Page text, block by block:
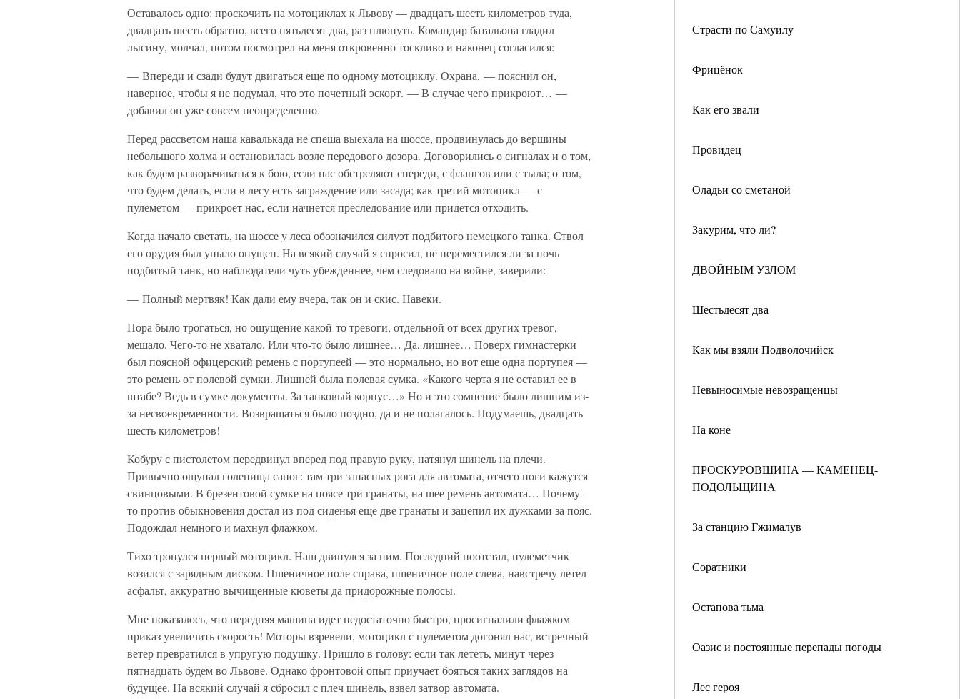
Страсти по Самуилу
Фрицёнок
Как его звали
Провидец
Оладьи со сметаной
Закурим, что ли?
ДВОЙНЫМ УЗЛОМ
Шестьдесят два
Как мы взяли Подволочийск
Невыносимые невозращенцы
На коне
ПРОСКУРОВШИНА — КАМЕНЕЦ-
ПОДОЛЬЩИНА
За станцию Гжималув
Соратники
Остапова тьма
Оазис и постоянные перепады погоды
Лес героя
Оставалось одно: проскочить на мотоциклах к Львову — двадцать шесть километров туда,
двадцать шесть обратно, всего пятьдесят два, раз плюнуть. Командир батальона гладил
лысину, молчал, потом посмотрел на меня откровенно тоскливо и наконец согласился:
— Впереди и сзади будут двигаться еще по одному мотоциклу. Охрана, — пояснил он,
наверное, чтобы я не подумал, что это почетный эскорт. — В случае чего прикроют… —
добавил он уже совсем неопределенно.
Перед рассветом наша кавалькада не спеша выехала на шоссе, продвинулась до вершины
небольшого холма и остановилась возле передового дозора. Договорились о сигналах и о том,
как будем разворачиваться к бою, если нас обстреляют спереди, с флангов или с тыла; о том,
что будем делать, если в лесу есть заграждение или засада; как третий мотоцикл — с
пулеметом — прикроет нас, если начнется преследование или придется отходить.
Когда начало светать, на шоссе у леса обозначился силуэт подбитого немецкого танка. Ствол
его орудия был уныло опущен. На всякий случай я спросил, не переместился ли за ночь
подбитый танк, но наблюдатели чуть убежденнее, чем следовало на войне, заверили:
— Полный мертвяк! Как дали ему вчера, так он и скис. Навеки.
Пора было трогаться, но ощущение какой-то тревоги, отдельной от всех других тревог,
мешало. Чего-то не хватало. Или что-то было лишнее… Да, лишнее… Поверх гимнастерки
был поясной офицерский ремень с портупеей — это нормально, но вот еще одна портупея —
это ремень от полевой сумки. Лишней была полевая сумка. «Какого черта я не оставил ее в
штабе? Ведь в сумке документы. За танковый корпус…» Но и это сомнение было лишним из-
за несвоевременности. Возвращаться было поздно, да и не полагалось. Подумаешь, двадцать
шесть километров!
Кобуру с пистолетом передвинул вперед под правую руку, натянул шинель на плечи.
Привычно ощупал голенища сапог: там три запасных рога для автомата, отчего ноги кажутся
свинцовыми. В брезентовой сумке на поясе три гранаты, на шее ремень автомата… Почему-
то против обыкновения достал из-под сиденья еще две гранаты и зацепил их дужками за пояс.
Подождал немного и махнул флажком.
Тихо тронулся первый мотоцикл. Наш двинулся за ним. Последний поотстал, пулеметчик
возился с зарядным диском. Пшеничное поле справа, пшеничное поле слева, навстречу летел
асфальт, аккуратно вычищенные кюветы да придорожные полосы.
Мне показалось, что передняя машина идет недостаточно быстро, просигналили флажком
приказ увеличить скорость! Моторы взревели, мотоцикл с пулеметом догонял нас, встречный
ветер превратился в упругую подушку. Пришло в голову: если так лететь, минут через
пятнадцать будем во Львове. Однако фронтовой опыт приучает бояться таких заглядов на
будущее. На всякий случай я сбросил с плеч шинель, взвел затвор автомата.